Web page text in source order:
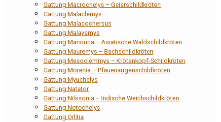
Gattung Macrochelys – Geierschildkröten
Gattung Malaclemys
Gattung Malacochersus
Gattung Malayemys
Gattung Manouria – Asiatische Waldschildkröten
Gattung Mauremys – Bachschildkröten
Gattung Mesoclemmys – Krötenkopf-Schildkröten
Gattung Morenia – Pfauenaugenschildkröten
Gattung Myuchelys
Gattung Natator
Gattung Nilssonia – Indische Weichschildkröten
Gattung Notochelys
Gattung Orlitia